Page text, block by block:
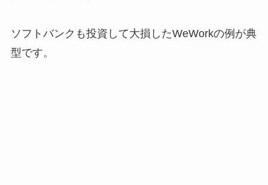
ソフトバンクも投資して大損したWeWorkの例が典
型です。